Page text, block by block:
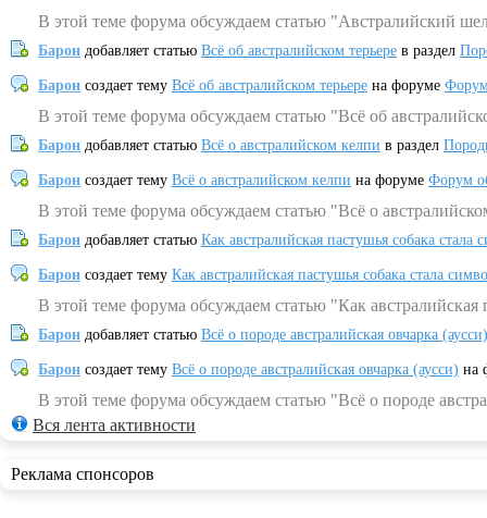
В этой теме форума обсуждаем статью "Австралийский
Барон добавляет статью Всё об австралийском терьере в раздел
Барон создает тему Всё об австралийском терьере на форуме
В этой теме форума обсуждаем статью "Всё об
Барон добавляет статью Всё о австралийском келпи в раздел
Барон создает тему Всё о австралийском келпи на форуме Форум
В этой теме форума обсуждаем статью "Всё о
Барон добавляет статью Как австралийская пастушья собака
Барон создает тему Как австралийская пастушья собака стала
В этой теме форума обсуждаем статью "Как
Барон добавляет статью Всё о породе австралийская овчарка (аусси)
Барон создает тему Всё о породе австралийская овчарка (аусси) на
В этой теме форума обсуждаем статью "Всё о породе
Вся лента активности
Реклама спонсоров